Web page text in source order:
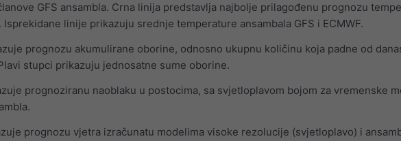
GFS ansambla. Crna linija predstavlja najbolje prilagođenu prognozu
linije prikazuju srednje temperature ansambala GFS i ECMWF.
prognozu akumulirane oborine, odnosno ukupnu količinu koja padne od
stupci prikazuju jednosatne sume oborine.
prognoziranu naoblaku u postocima, sa svjetloplavom bojom za vremenske
prognozu vjetra izračunatu modelima visoke rezolucije (svjetloplavo) i